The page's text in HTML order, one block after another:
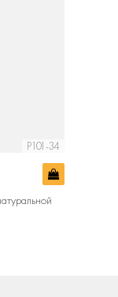
P101-34